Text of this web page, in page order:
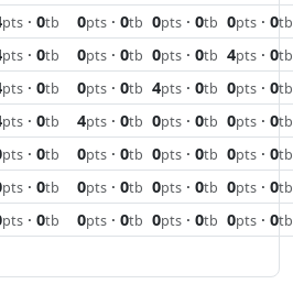
pts · 0tb 0pts · 0tb 0pts · 0tb 0pts · 0tb
pts · 0tb 0pts · 0tb 0pts · 0tb 4pts · 0tb
pts · 0tb 0pts · 0tb 4pts · 0tb 0pts · 0tb
pts · 0tb 4pts · 0tb 0pts · 0tb 0pts · 0tb
pts · 0tb 0pts · 0tb 0pts · 0tb 0pts · 0tb
pts · 0tb 0pts · 0tb 0pts · 0tb 0pts · 0tb
pts · 0tb 0pts · 0tb 0pts · 0tb 0pts · 0tb